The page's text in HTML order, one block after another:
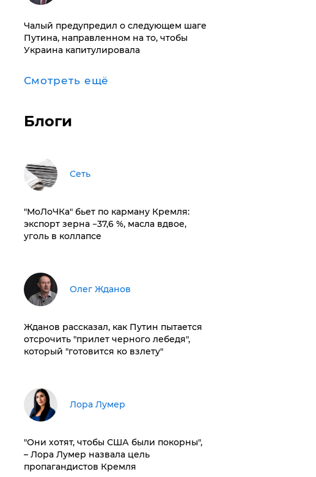
Чалый предупредил о следующем шаге
Путина, направленном на то, чтобы
Украина капитулировала
Смотреть ещё
Блоги
Сеть
​"МоЛоЧКа" бьет по карману Кремля:
экспорт зерна −37,6 %, масла вдвое,
уголь в коллапсе
Олег Жданов
Жданов рассказал, как Путин пытается
отсрочить "прилет черного лебедя",
который "готовится ко взлету"
​Лора Лумер
"Они хотят, чтобы США были покорны",
– Лора Лумер назвала цель
пропагандистов Кремля